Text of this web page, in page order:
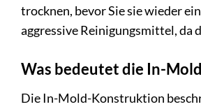
trocknen, bevor Sie sie wieder
aggressive Reinigungsmittel, da
Was bedeutet die In-
Die In-Mold-Konstruktion